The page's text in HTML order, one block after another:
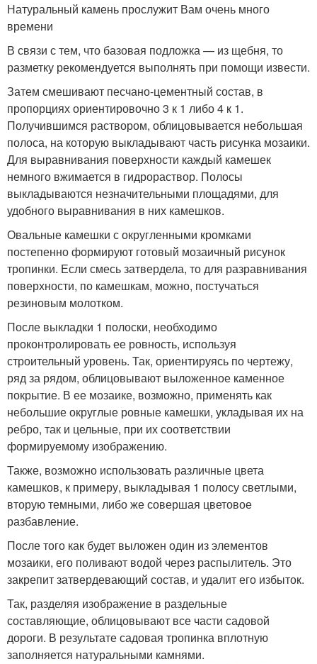
Натуральный камень прослужит Вам очень много
времени
В связи с тем, что базовая подложка — из щебня, то
разметку рекомендуется выполнять при помощи извести.
Затем смешивают песчано-цементный состав, в
пропорциях ориентировочно 3 к 1 либо 4 к 1.
Получившимся раствором, облицовывается небольшая
полоса, на которую выкладывают часть рисунка мозаики.
Для выравнивания поверхности каждый камешек
немного вжимается в гидрораствор. Полосы
выкладываются незначительными площадями, для
удобного выравнивания в них камешков.
Овальные камешки с округленными кромками
постепенно формируют готовый мозаичный рисунок
тропинки. Если смесь затвердела, то для разравнивания
поверхности, по камешкам, можно, постучаться
резиновым молотком.
После выкладки 1 полоски, необходимо
проконтролировать ее ровность, используя
строительный уровень. Так, ориентируясь по чертежу,
ряд за рядом, облицовывают выложенное каменное
покрытие. В ее мозаике, возможно, применять как
небольшие округлые ровные камешки, укладывая их на
ребро, так и цельные, при их соответствии
формируемому изображению.
Также, возможно использовать различные цвета
камешков, к примеру, выкладывая 1 полосу светлыми,
вторую темными, либо же совершая цветовое
разбавление.
После того как будет выложен один из элементов
мозаики, его поливают водой через распылитель. Это
закрепит затвердевающий состав, и удалит его избыток.
Так, разделяя изображение в раздельные
составляющие, облицовывают все части садовой
дороги. В результате садовая тропинка вплотную
заполняется натуральными камнями.